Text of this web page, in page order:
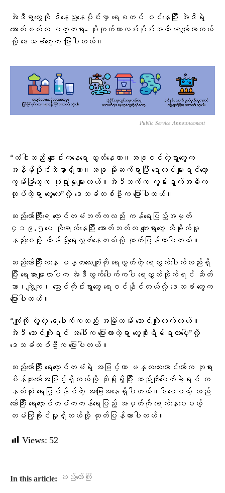
အဲဒီရွာတွေကို ဒီနေ့ညနေပိုင်းမှာ ရေစတင် ဝင်နေပြီး အဲဒီ‌‌ရဲ့
အောက်ဖက်က မတ္တရာ- မိုးကုတ်ကားလမ်းပိုင်းအထိ ရေကျော်လာတယ်
လို့ ဒေသခံတွေက ပြောပါတယ်။
Public Service Announcement
“တံငါသည် ချောင်းကနေရေ လွှတ်နေတာ။အခုဝင်တဲ့ရွာတွေက
အနိမ့်ပိုင်းထဲမှာရှိတာ။အခု မိုးဆက်ရွာပြီး ရေထပ်များရင်တော့
ကွမ်းခြံတွေက ဆုံးရှုံးမှုများတယ်။အဲဒီဘက်က ကွမ်းရွက်အဓိက
လုပ်တဲ့ရွာ တွေလေ”လို့ ဒေသခံတစ်ဦးက ပြောပါတယ်။
ဆည်တော်ကြီးရေ လှောင်တမံဘက်ကလည်း ကန်ရေပြည့်အမှတ်
၄၁၉.၅ပေ ကိုရောက်နေပြီး အောက်ဘက်က ကျေးရွာတွေ ထိခိုက်မှု
နည်းစေဖို့ ထိန်းညှိရေလွှတ်နေတယ်လို့ ထုတ်ပြန်ထားပါတယ်။
ဆည်တော်ကြီးကနေ မန္တလေးကျုံးကို ရေလွှတ်တဲ့ ရေထွက်ပေါက်လည်းရှိ
ပြီး ရေအားများလာပါက အဲဒီထွက်ပေါက်ကပါ ရေလွှတ်လိုက်ရင် ဆိတ်
သာ၊ကျွဲကျ၊ ညောင်ကိုင်းရွာတွေ ရေဝင်နိုင်တယ်လို့ ဒေသခံ တွေက
ပြောပါတယ်။
“ကျုံးကို လွှဲတဲ့ ရေပေါက်ကလည်း အမြဲတမ်း ဘောင်ကျိုးတက်တယ်။
အဲဒီ ဘောင်ကျိုးရင် အပေါ်က ပြောထားတဲ့ရွာ တွေစိုးရိမ်ရတာပေါ့”လို့
ဒေသခံတစ်ဦးက ပြောပါတယ်။
ဆည်တော်ကြီး ရေလှောင်တမံရဲ့ အမြင့်ဟာ မန္တလေးတောင်တော်က ဘုရား
စိန်ဖူးတော်အမြင့်ရှိတယ်လို့ ဆိုရိုးရှိပြီး ဆည်ကျိုးပေါက်ခဲ့ရင် တ
နယ်လုံး ရေမြှုပ်နိုင်တဲ့ အခြေအနေရှိပါတယ်။ဒါပေမယ့် ဆည်
တော်ကြီး ရေလှောင်တမံကကန်ရေပြည့် အမှတ်ကို ရောက်နေပေမယ့်
တမံကြံ့ခိုင်မှုရှိတယ်လို့ ထုတ်ပြန်ထားပါတယ်။
Views: 52
In this article: ဆည်တော်ကြီး